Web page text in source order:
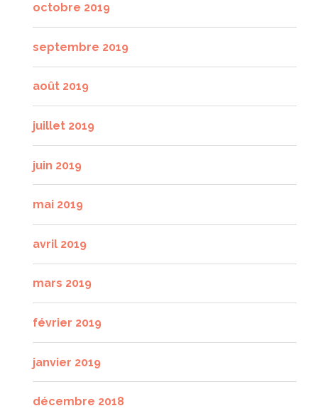
octobre 2019
septembre 2019
août 2019
juillet 2019
juin 2019
mai 2019
avril 2019
mars 2019
février 2019
janvier 2019
décembre 2018